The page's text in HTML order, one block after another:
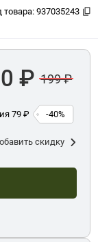
товара: 937035243
₽ 199 ₽
79 ₽ -40%
скидку